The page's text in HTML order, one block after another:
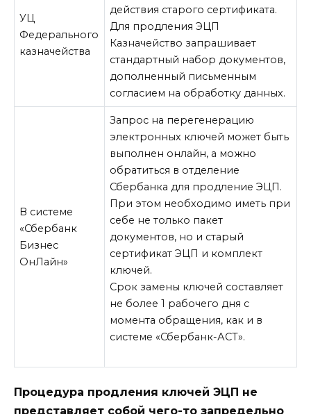
УЦ
Федерального
казначейства
действия старого сертификата.
Для продления ЭЦП
Казначейство запрашивает
стандартный набор документов,
дополненный письменным
согласием на обработку данных.
В системе
«Сбербанк
Бизнес
ОнЛайн»
Запрос на перегенерацию
электронных ключей может быть
выполнен онлайн, а можно
обратиться в отделение
Сбербанка для продление ЭЦП.
При этом необходимо иметь при
себе не только пакет
документов, но и старый
сертификат ЭЦП и комплект
ключей.
Срок замены ключей составляет
не более 1 рабочего дня с
момента обращения, как и в
системе «Сбербанк-АСТ».
Процедура продления ключей ЭЦП не
представляет собой чего-то запредельно